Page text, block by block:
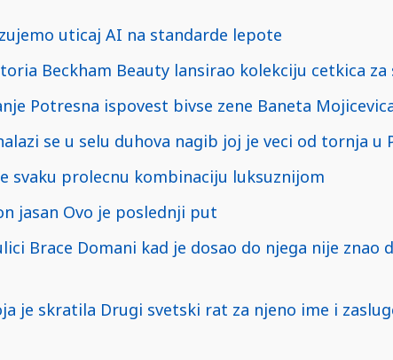
uticaj AI na standarde lepote
Beckham Beauty lansirao kolekciju cetkica za
Potresna ispovest bivse zene Baneta
se u selu duhova nagib joj je veci od tornja u
svaku prolecnu kombinaciju luksuznijom
jasan Ovo je poslednji put
Brace Domani kad je dosao do njega nije znao
je skratila Drugi svetski rat za njeno ime i